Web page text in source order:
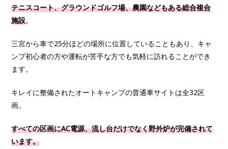
テニスコート、グラウンドゴルフ場、農園などもある総合複合
施設。
三宮から車で25分ほどの場所に位置していることもあり、キャ
ンプ初心者の方や運転が苦手な方でも気軽に訪れることができ
ます。
キレイに整備されたオートキャンプの普通車サイトは全32区
画。
すべての区画にAC電源、流し台だけでなく野外炉が完備されて
います。